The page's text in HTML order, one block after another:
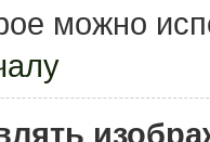
можно